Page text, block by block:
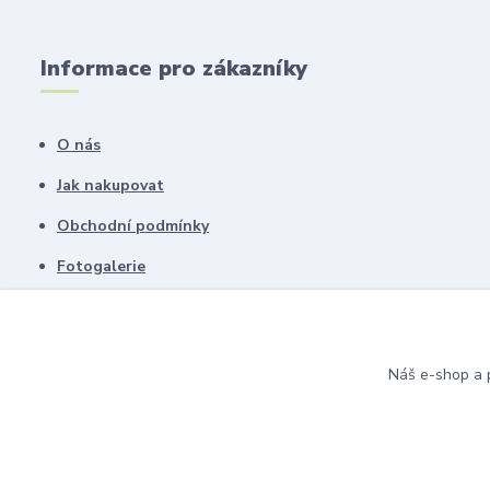
Informace pro zákazníky
O nás
Jak nakupovat
Obchodní podmínky
Fotogalerie
Náš e-shop a